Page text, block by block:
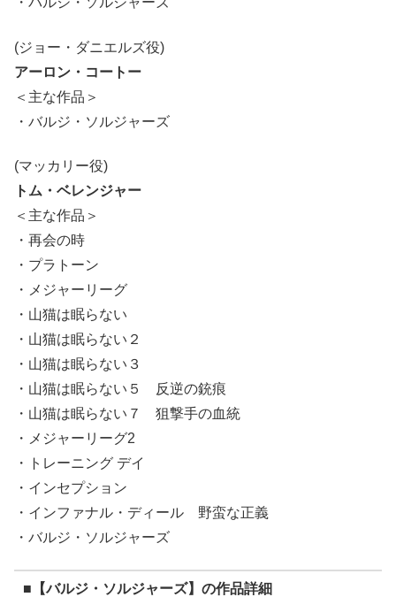
(ジョー・ダニエルズ役)
アーロン・コートー
＜主な作品＞
・バルジ・ソルジャーズ
(マッカリー役)
トム・ベレンジャー
＜主な作品＞
・再会の時
・プラトーン
・メジャーリーグ
・山猫は眠らない
・山猫は眠らない２
・山猫は眠らない３
・山猫は眠らない５ 反逆の銃痕
・山猫は眠らない７ 狙撃手の血統
・メジャーリーグ2
・トレーニング デイ
・インセプション
・インファナル・ディール 野蛮な正義
・バルジ・ソルジャーズ
■【バルジ・ソルジャーズ】の作品詳細